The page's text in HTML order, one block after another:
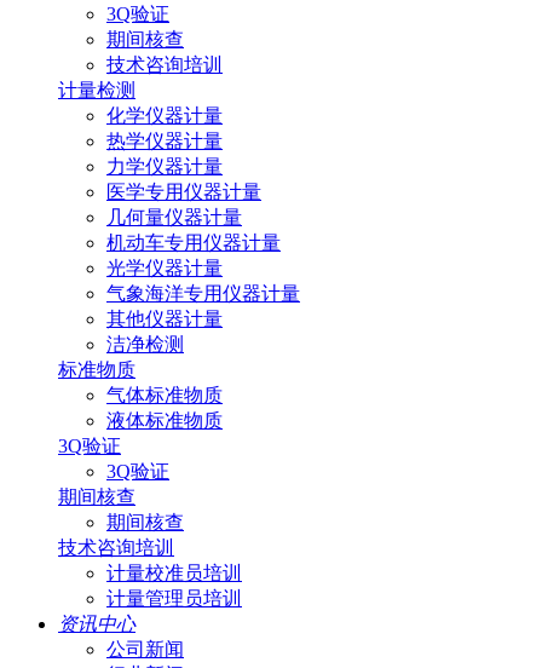
3Q验证
期间核查
技术咨询培训
计量检测
化学仪器计量
热学仪器计量
力学仪器计量
医学专用仪器计量
几何量仪器计量
机动车专用仪器计量
光学仪器计量
气象海洋专用仪器计量
其他仪器计量
洁净检测
标准物质
气体标准物质
液体标准物质
3Q验证
3Q验证
期间核查
期间核查
技术咨询培训
计量校准员培训
计量管理员培训
资讯中心
公司新闻